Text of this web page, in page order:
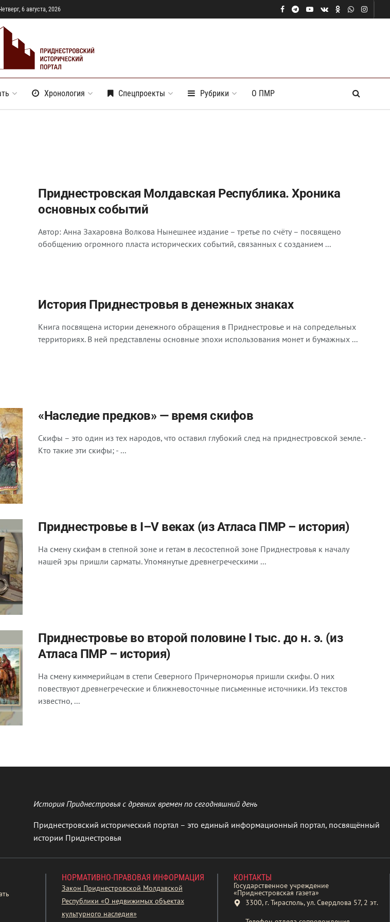
6 августа, 2026
Хронология Спецпроекты Рубрики О ПМР
Приднестровская Молдавская Республика. Хроника
основных событий
Автор: Анна Захаровна Волкова Нынешнее издание – третье по счёту – посвящено
обобщению огромного пласта исторических событий, связанных с созданием ...
История Приднестровья в денежных знаках
Книга посвящена истории денежного обращения в Приднестровье и на сопредельных
территориях. В ней представлены основные эпохи использования монет и бумажных ...
«Наследие предков» — время скифов
Скифы – это один из тех народов, что оставил глубокий след на приднестровской земле. -
Кто такие эти скифы; - ...
Приднестровье в I–V веках (из Атласа ПМР – история)
На смену скифам в степной зоне и гетам в лесостепной зоне Приднестровья к началу
нашей эры пришли сарматы. Упомянутые древнегреческими ...
Приднестровье во второй половине I тыс. до н. э. (из
Атласа ПМР – история)
На смену киммерийцам в степи Северного Причерноморья пришли скифы. О них
повествуют древнегреческие и ближневосточные письменные источники. Из текстов
известно, ...
История Приднестровья с древних времен по сегодняшний день
Приднестровский исторический портал – это единый информационный портал, посвящённый
истории Приднестровья
НОРМАТИВНО-ПРАВОВАЯ ИНФОРМАЦИЯ
Закон Приднестровской Молдавской
Республики «О недвижимых объектах
культурного наследия»
КОНТАКТЫ
Государственное учреждение
«Приднестровская газета»
3300, г. Тирасполь, ул. Свердлова 57, 2 эт.